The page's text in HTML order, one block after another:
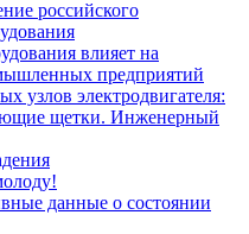
российского
влияет на
предприятий
узлов электродвигателя:
щетки. Инженерный
данные о состоянии